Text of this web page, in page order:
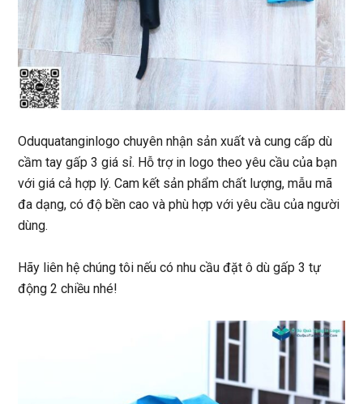
Oduquatanginlogo chuyên nhận sản xuất và cung cấp dù
cầm tay gấp 3 giá sỉ. Hỗ trợ in logo theo yêu cầu của bạn
với giá cả hợp lý. Cam kết sản phẩm chất lượng, mẫu mã
đa dạng, có độ bền cao và phù hợp với yêu cầu của người
dùng.
Hãy liên hệ chúng tôi nếu có nhu cầu đặtô dù gấp 3 tự
động 2 chiều nhé!